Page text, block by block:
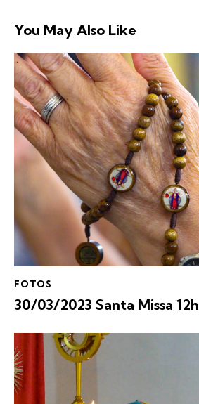
You May Also Like
FOTOS
30/03/2023 Santa Missa 12h